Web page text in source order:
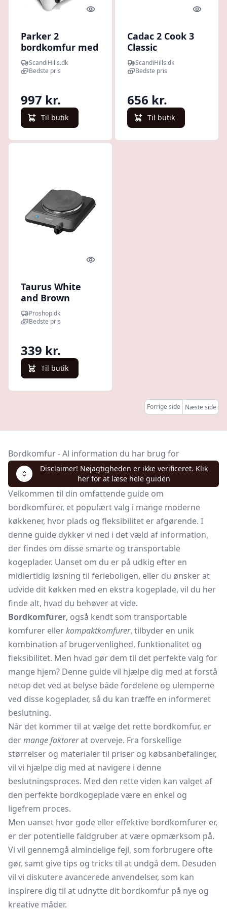
Quick look
Parker 2
bordkomfur med
tændsikring -
Hvid
ScandiHills.dk
Bedste pris
997 kr.
Til butik
Quick
Cadac 2 Cook 3
Classic
bordkomfur
ScandiHills.dk
Bedste pris
656 kr.
Til butik
Quick look
Taurus White
and Brown
EH1500 Volcan
Uno
Proshop.dk
Bedste pris
339 kr.
Til butik
Forrige side Næste side
Bordkomfur - Al information du har brug for
Disclaimer! Nøjagtigheden er ikke verificeret. Klik
her for at læse hele guiden
Velkommen til din omfattende guide om
bordkomfurer, et populært valg i mange moderne
køkkener, hvor plads og fleksibilitet er afgørende. I
denne guide dykker vi ned i det væld af information,
der findes om disse smarte og transportable
kogeplader. Uanset om du er på udkig efter en
midlertidig løsning til ferieboligen, eller du ønsker at
udvide dit køkken med en ekstra kogeplade, vil du her
finde alt, hvad du behøver at vide.
Bordkomfurer, også kendt som transportable
komfurer ellerkompaktkomfurer, tilbyder en unik
kombination af brugervenlighed, funktionalitet og
fleksibilitet. Men hvad gør dem til det perfekte valg for
mange hjem? Denne guide vil hjælpe dig med at forstå
netop det ved at belyse både fordelene og ulemperne
ved disse kogeplader, så du kan træffe en informeret
beslutning.
Når det kommer til at vælge det rette bordkomfur, er
dermange faktorerat overveje. Fra forskellige
størrelser og materialer til priser og købsanbefalinger,
vil vi hjælpe dig med at navigere i denne
beslutningsproces. Med den rette viden kan valget af
den perfekte bordkogeplade være en enkel og
ligefrem proces.
Men uanset hvor gode eller effektive bordkomfurer er,
er der potentielle faldgruber at være opmærksom på.
Vi vil gennemgå almindelige fejl, som forbrugere ofte
gør, samt give tips og tricks til at undgå dem. Desuden
vil vi diskutere avancerede anvendelser, som kan
inspirere dig til at udnytte dit bordkomfur på nye og
kreative måder.